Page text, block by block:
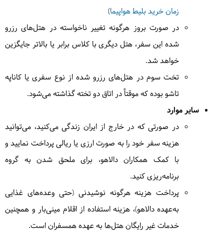
امروز وقت آزاد برای گشت در جزیره زیبای النیدو را
خواهیم داشت و میتوانید از تفریحات آبی این جزیره لذت
ببریم.
= هتل النیدو
سه‌شنبه March 24, 2026 | 1405/01/04
امروز به سوی جزیره زیبای پالاوان خواهیم رفت و در
ریزورت ساحلی مان اقامت خواهیم داشت و وقت برای
استراحت خواهیم داشت.
زمان خرید بلیط هواپیما)
در صورت بروز هرگونه تغییر ناخواسته در هتل‌های رزرو
شده این سفر، هتل دیگری با کلاس برابر یا بالاتر جایگزین
خواهد شد.
تخت سوم در هتل‌های رزرو شده از نوع سفری یا کاناپه
تاشو بوده که موقتاً در اتاق دو تخته گذاشته می‌شود.
سایر موارد
در صورتی که در خارج از ایران زندگی می‌کنید، می‌توانید
هزینه سفر خود را به صورت ارزی یا ریالی پرداخت نمایید و
با کمک همکاران دالاهو، برای ملحق شدن به گروه
برنامه‌ریزی کنید.
پرداخت هزینه هرگونه نوشیدنی (حتی وعده‌های غذایی
به‌عهده دالاهو)، هزینه استفاده از اقلام مینی‌بار و همچنین
خدمات غیر رایگان هتل‌ها به عهده همسفران است.